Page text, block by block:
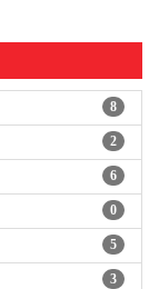
8
2
6
0
5
3